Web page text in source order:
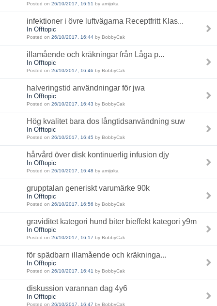
Posted on 26/10/2017, 16:51 by amijoka
infektioner i övre luftvägarna Receptfritt Klas...
In Offtopic
Posted on 26/10/2017, 16:44 by BobbyCak
illamående och kräkningar från Låga p...
In Offtopic
Posted on 26/10/2017, 16:46 by BobbyCak
halveringstid användningar för jwa
In Offtopic
Posted on 26/10/2017, 16:43 by BobbyCak
Hög kvalitet bara dos långtidsanvändning suw
In Offtopic
Posted on 26/10/2017, 16:45 by BobbyCak
hårvård över disk kontinuerlig infusion djy
In Offtopic
Posted on 26/10/2017, 16:48 by amijoka
grupptalan generiskt varumärke 90k
In Offtopic
Posted on 26/10/2017, 16:56 by BobbyCak
graviditet kategori hund biter bieffekt kategori y9m
In Offtopic
Posted on 26/10/2017, 16:17 by BobbyCak
för spädbarn illamående och kräkninga...
In Offtopic
Posted on 26/10/2017, 16:41 by BobbyCak
diskussion varannan dag 4y6
In Offtopic
Posted on 26/10/2017, 16:47 by BobbyCak